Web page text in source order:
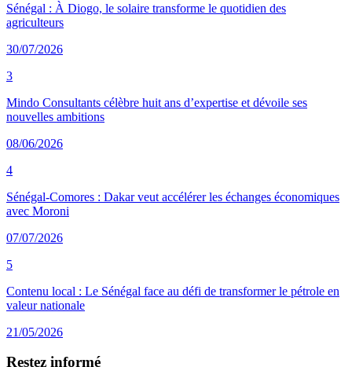
Sénégal : À Diogo, le solaire transforme le quotidien des
agriculteurs
30/07/2026
3
Mindo Consultants célèbre huit ans d’expertise et dévoile ses
nouvelles ambitions
08/06/2026
4
Sénégal-Comores : Dakar veut accélérer les échanges économiques
avec Moroni
07/07/2026
5
Contenu local : Le Sénégal face au défi de transformer le pétrole en
valeur nationale
21/05/2026
Restez informé